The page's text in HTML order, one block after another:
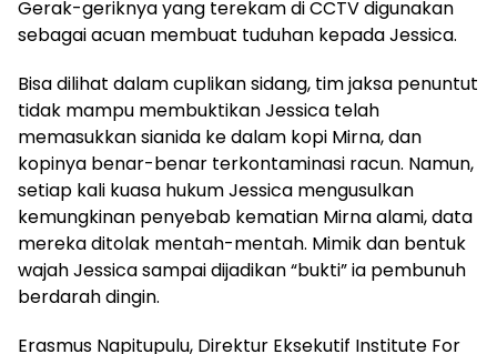
Gerak-geriknya yang terekam di CCTV digunakan
sebagai acuan membuat tuduhan kepada Jessica.
Bisa dilihat dalam cuplikan sidang, tim jaksa penuntut
tidak mampu membuktikan Jessica telah
memasukkan sianida ke dalam kopi Mirna, dan
kopinya benar-benar terkontaminasi racun. Namun,
setiap kali kuasa hukum Jessica mengusulkan
kemungkinan penyebab kematian Mirna alami, data
mereka ditolak mentah-mentah. Mimik dan bentuk
wajah Jessica sampai dijadikan “bukti” ia pembunuh
berdarah dingin.
Erasmus Napitupulu, Direktur Eksekutif Institute For